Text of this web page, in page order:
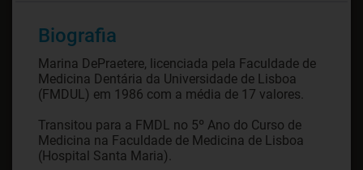
Biografia
Marina DePraetere, licenciada pela Faculdade de
Medicina Dentária da Universidade de Lisboa
(FMDUL) em 1986 com a média de 17 valores.
Transitou para a FMDL no 5º Ano do Curso de
Medicina na Faculdade de Medicina de Lisboa
(Hospital Santa Maria).